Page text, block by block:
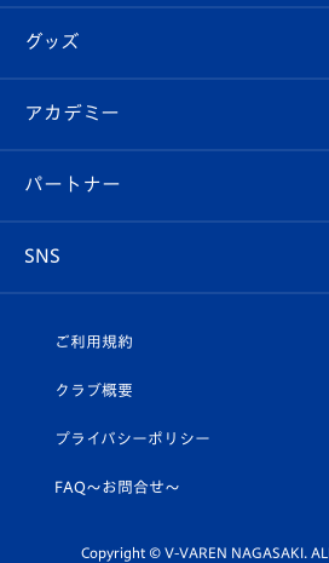
チケット
イベント
メディア
ホームタウン
スタッフプロフィール
マスコット紹介
平和祈念活動
ホームタウン活動
はじめての観戦ガイド
Revive Team
ヴィヴィくんの長崎おもてなしガイド
フォトギャラリー
スタジアムグルメ
チケット
V-LOVERS（ファンクラブ）
プレイヤーズスイート
グッズ
オンラインショップ
店舗情報
アカデミー
育成からのお知らせ
U-18
スクール
パートナー
SNS
ヴィヴィくんインスタグラム
公式LINE＠
ご利用規約
クラブ概要
プライバシーポリシー
FAQ〜お問合せ〜
Copyright © V-VAREN NAGASAKI.